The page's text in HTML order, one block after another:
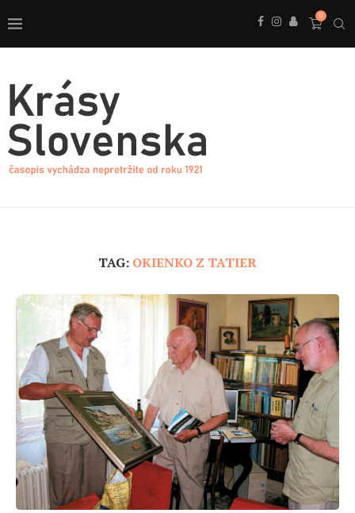
0
TAG: OKIENKO Z TATIER